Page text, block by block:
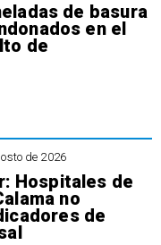
de basura
en el
de
de 2026
Hospitales de
no
de